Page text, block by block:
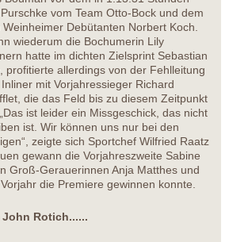
vom Team Otto-Bock und dem
Debütanten Norbert Koch.
wiederum die Bochumerin Lily
hatte im dichten Zielsprint Sebastian
profitierte allerdings von der Fehlleitung
mit Vorjahressieger Richard
die das Feld bis zu diesem Zeitpunkt
ist leider ein Missgeschick, das nicht
ist. Wir können uns nur bei den
zeigte sich Sportchef Wilfried Raatz
gewann die Vorjahreszweite Sabine
Groß-Gerauerinnen Anja Matthes und
die Premiere gewinnen konnte.
Rotich......